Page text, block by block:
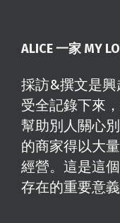
ALICE 一家 MY
採訪&撰文是
受全記錄下來
幫助別人關心
的商家得以大
經營。這是這
存在的重要意義